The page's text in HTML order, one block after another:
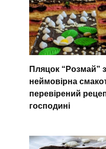
Пляцок “Розмай”
неймовірна
перевірений
господині